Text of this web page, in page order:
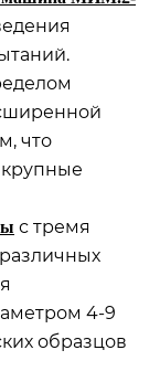
что
крупные
с тремя
4-9
образцов